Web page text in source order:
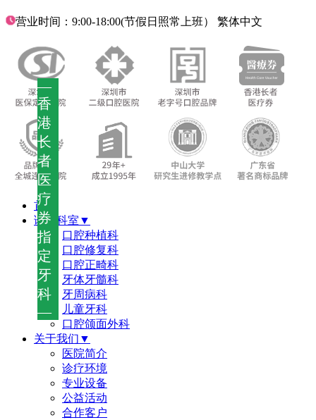
—
香
港
长
者
医
疗
券
指
定
牙
科
—
营业时间：9:00-18:00(节假日照常上班） 繁体中文
首页
诊疗科室▼
口腔种植科
口腔修复科
口腔正畸科
牙体牙髓科
牙周病科
儿童牙科
口腔颌面外科
关于我们▼
医院简介
诊疗环境
专业设备
公益活动
合作客户